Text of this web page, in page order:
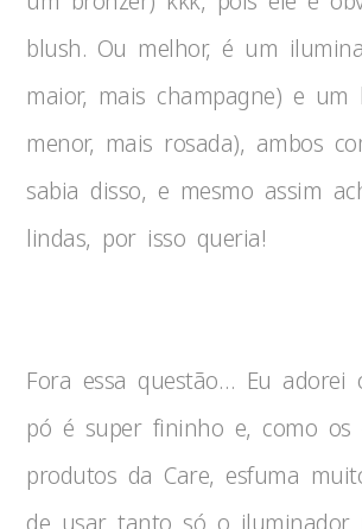
blush. Ou melhor, é um
maior, mais champagne) e um
menor, mais rosada), ambos
sabia disso, e mesmo assim
lindas, por isso queria!
Fora essa questão… Eu adorei
pó é super fininho e, como os
produtos da Care, esfuma
de usar tanto só o iluminador